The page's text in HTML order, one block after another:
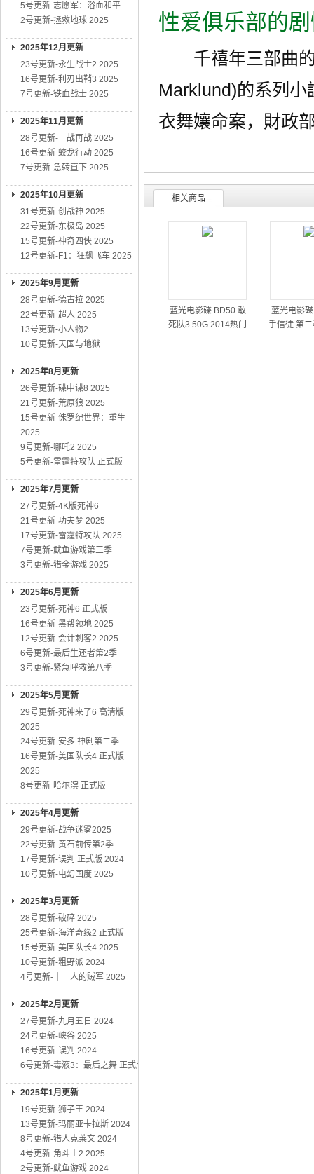
5号更新-志愿军：浴血和平
2号更新-拯救地球 2025
2025年12月更新
23号更新-永生战士2 2025
16号更新-利刃出鞘3 2025
7号更新-铁血战士 2025
2025年11月更新
28号更新-一战再战 2025
16号更新-蛟龙行动 2025
7号更新-急转直下 2025
2025年10月更新
31号更新-创战神 2025
22号更新-东极岛 2025
15号更新-神奇四侠 2025
12号更新-F1：狂飙飞车 2025
2025年9月更新
28号更新-德古拉 2025
22号更新-超人 2025
13号更新-小人物2
10号更新-天国与地狱
2025年8月更新
26号更新-碟中谍8 2025
21号更新-荒原狼 2025
15号更新-侏罗纪世界：重生
2025
9号更新-哪吒2 2025
5号更新-雷霆特攻队 正式版
2025年7月更新
27号更新-4K版死神6
21号更新-功夫梦 2025
17号更新-雷霆特攻队 2025
7号更新-鱿鱼游戏第三季
3号更新-猎金游戏 2025
2025年6月更新
23号更新-死神6 正式版
16号更新-黑帮领地 2025
12号更新-会计刺客2 2025
6号更新-最后生还者第2季
3号更新-紧急呼救第八季
2025年5月更新
29号更新-死神来了6 高清版
2025
24号更新-安多 神剧第二季
16号更新-美国队长4 正式版
2025
8号更新-哈尔滨 正式版
2025年4月更新
29号更新-战争迷雾2025
22号更新-黄石前传第2季
17号更新-误判 正式版 2024
10号更新-电幻国度 2025
2025年3月更新
28号更新-破碎 2025
25号更新-海洋奇缘2 正式版
15号更新-美国队长4 2025
10号更新-粗野派 2024
4号更新-十一人的贼军 2025
2025年2月更新
27号更新-九月五日 2024
24号更新-峡谷 2025
16号更新-误判 2024
6号更新-毒液3：最后之舞 正式版
2025年1月更新
19号更新-狮子王 2024
13号更新-玛丽亚卡拉斯 2024
8号更新-猎人克莱文 2024
4号更新-角斗士2 2025
2号更新-鱿鱼游戏 2024
性爱俱乐部的
千禧年三部曲的
Marklund)的系列
衣舞孃命案，財政
相关商品
蓝光电影碟 BD50 敢
死队3 50G 2014热门
蓝光电影
手信徒 第